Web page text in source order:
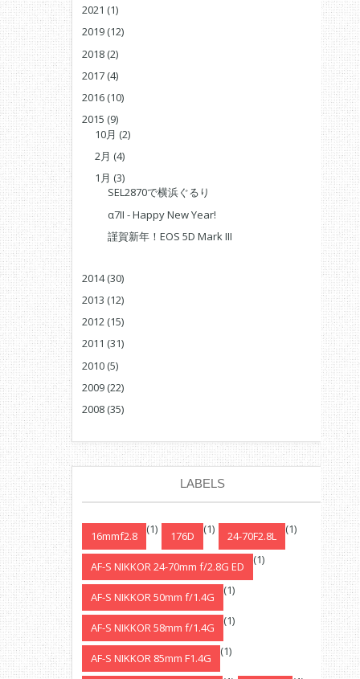
2021 (1)
2019 (12)
2018 (2)
2017 (4)
2016 (10)
2015 (9)
10月 (2)
2月 (4)
1月 (3)
SEL2870で横浜ぐるり
α7II - Happy New Year!
謹賀新年！EOS 5D Mark III
2014 (30)
2013 (12)
2012 (15)
2011 (31)
2010 (5)
2009 (22)
2008 (35)
LABELS
16mmf2.8 (1) 176D (1) 24-70F2.8L (1)
AF-S NIKKOR 24-70mm f/2.8G ED (1)
AF-S NIKKOR 50mm f/1.4G (1)
AF-S NIKKOR 58mm f/1.4G (1)
AF-S NIKKOR 85mm F1.4G (1)